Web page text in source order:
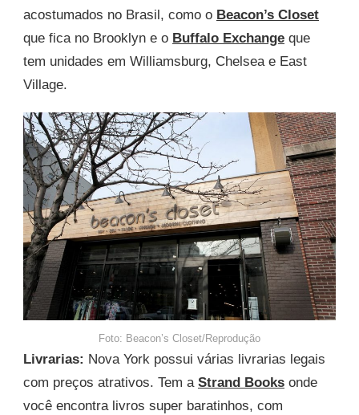
acostumados no Brasil, como o Beacon’s Closet
que fica no Brooklyn e o Buffalo Exchange que
tem unidades em Williamsburg, Chelsea e East
Village.
Foto: Beacon’s Closet/Reprodução
Livrarias: Nova York possui várias livrarias legais
com preços atrativos. Tem a Strand Books onde
você encontra livros super baratinhos, com